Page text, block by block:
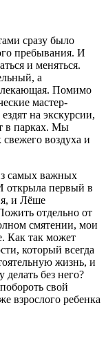
сразу было
пребывания. И
и меняться.
а
Помимо
мастер-
на экскурсии,
в парках. Мы
воздуха и
самых важных
первый в
и Лёше
отдельно от
смятении, мои
Как так может
который всегда
жизнь, и
делать без него?
свой
взрослого ребенка